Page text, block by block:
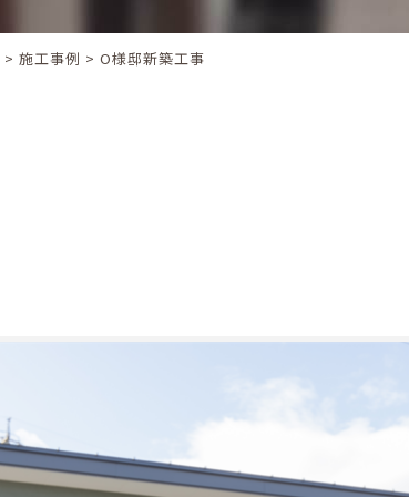
> 施工事例 > O様邸新築工事